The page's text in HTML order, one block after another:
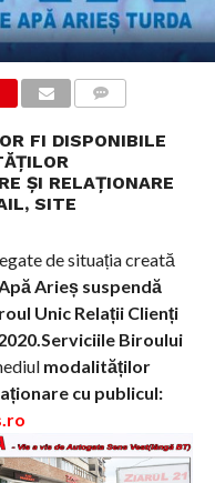
FI DISPONIBILE
ȘI RELAȚIONARE
SITE
de situația creată
Arieș suspendă
Unic Relații Clienți
Serviciile Biroului
modalităților
cu publicul: